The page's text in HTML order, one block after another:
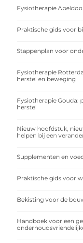
Fysiotherapie
Praktische gids voor
Stappenplan voor
Fysiotherapie
herstel en beweging
Fysiotherapie Gouda:
herstel
Nieuw hoofdstuk,
helpen bij een
Supplementen en
Praktische gids voor
Bekisting voor de
Handboek voor een